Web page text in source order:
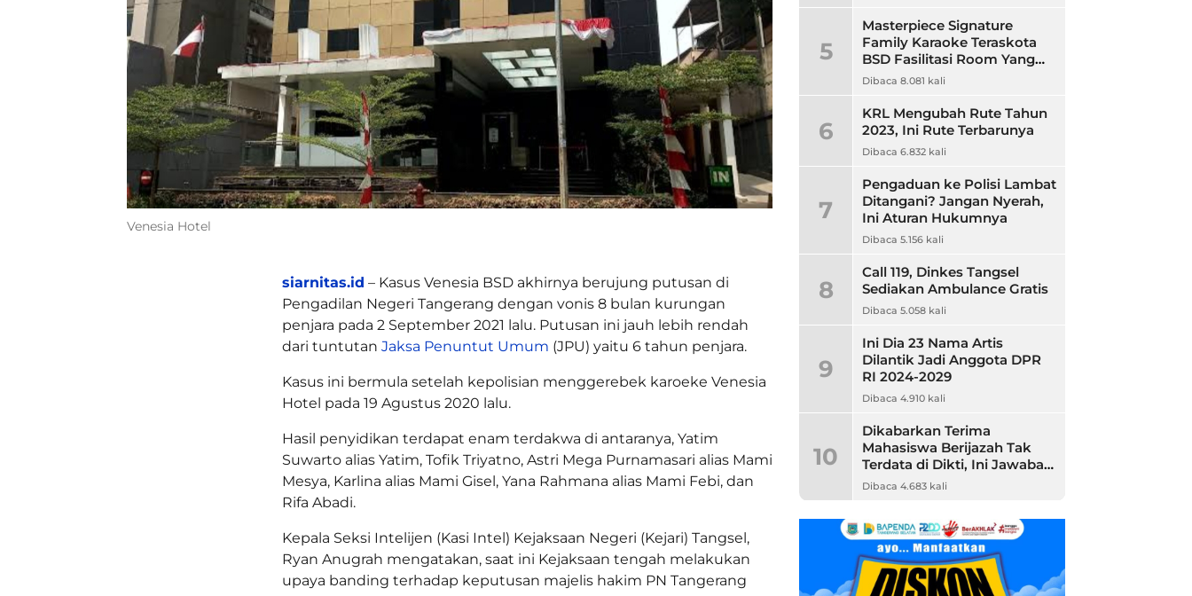
Venesia Hotel
siarnitas.id – Kasus Venesia BSD akhirnya berujung putusan di
Pengadilan Negeri Tangerang dengan vonis 8 bulan kurungan
penjara pada 2 September 2021 lalu. Putusan ini jauh lebih rendah
dari tuntutan Jaksa Penuntut Umum (JPU) yaitu 6 tahun penjara.
Kasus ini bermula setelah kepolisian menggerebek karoeke Venesia
Hotel pada 19 Agustus 2020 lalu.
Hasil penyidikan terdapat enam terdakwa di antaranya, Yatim
Suwarto alias Yatim, Tofik Triyatno, Astri Mega Purnamasari alias Mami
Mesya, Karlina alias Mami Gisel, Yana Rahmana alias Mami Febi, dan
Rifa Abadi.
Kepala Seksi Intelijen (Kasi Intel) Kejaksaan Negeri (Kejari) Tangsel,
Ryan Anugrah mengatakan, saat ini Kejaksaan tengah melakukan
upaya banding terhadap keputusan majelis hakim PN Tangerang
5
Masterpiece Signature
Family Karaoke Teraskota
BSD Fasilitasi Room Yang
Nyaman dan Harga
Dibaca 8.081 kali
6
KRL Mengubah Rute Tahun
2023, Ini Rute Terbarunya
Dibaca 6.832 kali
7
Pengaduan ke Polisi Lambat
Ditangani? Jangan Nyerah,
Ini Aturan Hukumnya
Dibaca 5.156 kali
8
Call 119, Dinkes Tangsel
Sediakan Ambulance Gratis
Dibaca 5.058 kali
9
Ini Dia 23 Nama Artis
Dilantik Jadi Anggota DPR
RI 2024-2029
Dibaca 4.910 kali
10
Dikabarkan Terima
Mahasiswa Berijazah Tak
Terdata di Dikti, Ini Jawaban
Unpam
Dibaca 4.683 kali